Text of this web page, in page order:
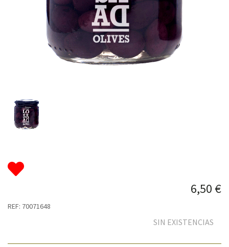
6,50 €
REF: 70071648
SIN EXISTENCIAS